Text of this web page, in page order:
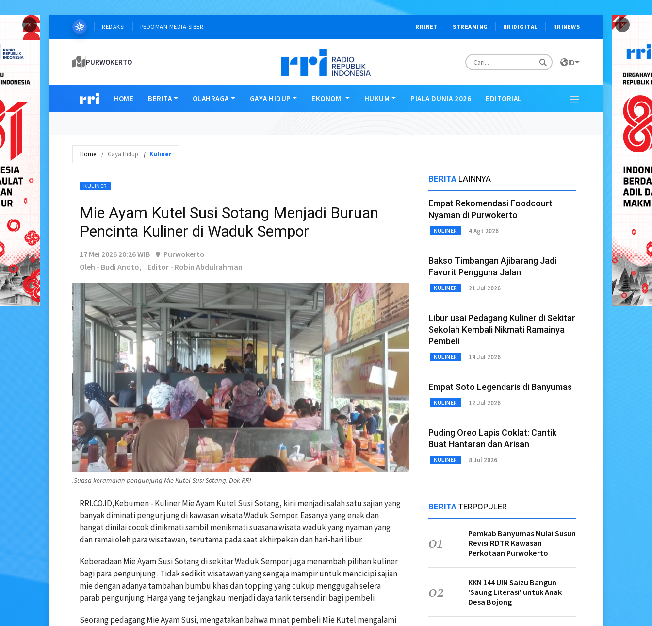
× ×
REDAKSI PEDOMAN MEDIA SIBER RRINET STREAMING RRIDIGITAL RRINEWS
PURWOKERTO ID
HOME BERITA OLAHRAGA GAYA HIDUP EKONOMI HUKUM PIALA DUNIA 2026 EDITORIAL
Home Gaya Hidup Kuliner
KULINER
Mie Ayam Kutel Susi Sotang Menjadi Buruan
Pencinta Kuliner di Waduk Sempor
17 Mei 2026 20:26 WIB
Purwokerto
Oleh - Budi Anoto,
Editor - Robin Abdulrahman
.Suasa keramaian pengunjung Mie Kutel Susi Sotang. Dok RRI
RRI.CO.ID,Kebumen - Kuliner Mie Ayam Kutel Susi Sotang, kini menjadi salah satu sajian yang
banyak diminati pengunjung di kawasan wisata Waduk Sempor. Easanya yang enak dan
hangat dinilai cocok dinikmati sambil menikmati suasana wisata waduk yang nyaman yang
dan ramai oleh para wisatawan, terutama pada saat akhirpekan dan hari-hari libur.
Keberadaan Mie Ayam Susi Sotang di sekitar Waduk Sempor juga menambah pilihan kuliner
bagi para pengunjung . Tidak sedikit wisatawan yang sengaja mampir untuk mencicipi sajian
mie dengan adanya tambahan bumbu khas dan topping yang cukup menggugah selera
parab pengunjung. Harga yang terjangkau menjadi daya tarik tersendiri bagi pembeli.
Seorang pedagang Mie Ayam Susi, mengatakan bahwa minat pembeli Mie Kutel mengalami
BERITA LAINNYA
Empat Rekomendasi Foodcourt
Nyaman di Purwokerto
KULINER 4 Agt 2026
Bakso Timbangan Ajibarang Jadi
Favorit Pengguna Jalan
KULINER 21 Jul 2026
Libur usai Pedagang Kuliner di Sekitar
Sekolah Kembali Nikmati Ramainya
Pembeli
KULINER 14 Jul 2026
Empat Soto Legendaris di Banyumas
KULINER 12 Jul 2026
Puding Oreo Lapis Coklat: Cantik
Buat Hantaran dan Arisan
KULINER 8 Jul 2026
BERITA TERPOPULER
01
Pemkab Banyumas Mulai Susun
Revisi RDTR Kawasan
Perkotaan Purwokerto
02
KKN 144 UIN Saizu Bangun
'Saung Literasi' untuk Anak
Desa Bojong